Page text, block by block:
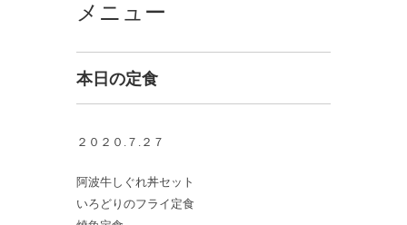
メニュー
本日の定食
２０２０.７.２７
阿波牛しぐれ丼セット
いろどりのフライ定食